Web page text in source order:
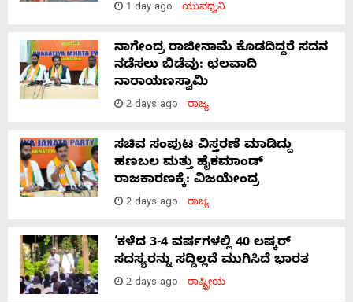
1 day ago ಯುವಧ್ವನಿ
ನಾಗೇಂದ್ರ ರಾಜೀನಾಮೆ ಕೊಡದಿದ್ದರೆ ಸದನ
ನಡೆಸಲು ಬಿಡೆವು: ಛಲವಾದಿ
ನಾರಾಯಣಸ್ವಾಮಿ
2 days ago ರಾಜ್ಯ
ಸಚಿವ ಸಂಪುಟ ವಿಸ್ತರಣೆ ಮಾಡಿದ್ದು
ಹಣಬಲ ಮತ್ತು ಹೈಕಮಾಂಡ್
ರಾಜಕಾರಣಕ್ಕೆ: ವಿಜಯೇಂದ್ರ
2 days ago ರಾಜ್ಯ
‘ಕಳೆದ 3-4 ವರ್ಷಗಳಲ್ಲಿ 40 ಲಷ್ಕರ್
ಸದಸ್ಯರನ್ನು ಸದ್ದಿಲ್ಲದೆ ಮುಗಿಸಿದೆ ಭಾರತ
2 days ago ರಾಷ್ಟ್ರೀಯ